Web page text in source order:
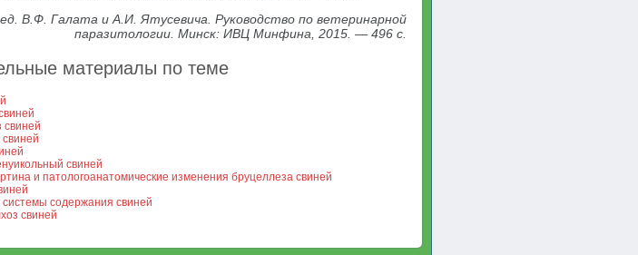
В.Ф. Галата и А.И. Ятусевича. Руководство по ветеринарной
паразитологии. Минск: ИВЦ Минфина, 2015. — 496 с.
материалы по теме
свиней
свиней
и патологоанатомические изменения бруцеллеза свиней
системы содержания свиней
свиней